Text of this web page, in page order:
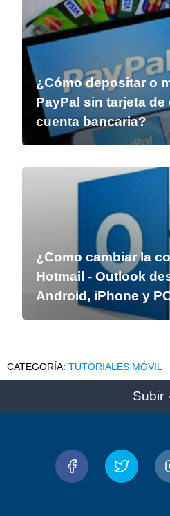
¿Cómo depositar o
PayPal sin tarjeta de
cuenta bancaria?
¿Como cambiar la
Hotmail - Outlook
Android, iPhone y
TUTORIALES MÓVIL
Subir